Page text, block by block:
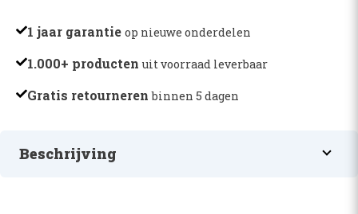
-
aantal
1 jaar garantie op nieuwe onderdelen
1.000+ producten uit voorraad leverbaar
Gratis retournerenbinnen 5 dagen
Beschrijving